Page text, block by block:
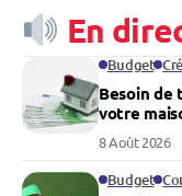
En
Budget
Besoin de
votre
8 Août 2026
Budget